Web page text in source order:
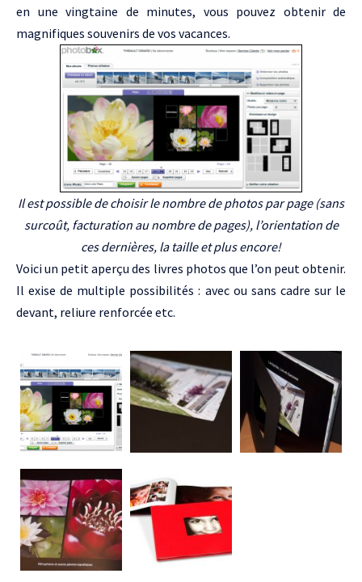
en une vingtaine de minutes, vous pouvez obtenir de
magnifiques souvenirs de vos vacances.
Il est possible de choisir le nombre de photos par page (sans
surcoût, facturation au nombre de pages), l’orientation de
ces dernières, la taille et plus encore!
Voici un petit aperçu des livres photos que l’on peut obtenir.
Il exise de multiple possibilités : avec ou sans cadre sur le
devant, reliure renforcée etc.